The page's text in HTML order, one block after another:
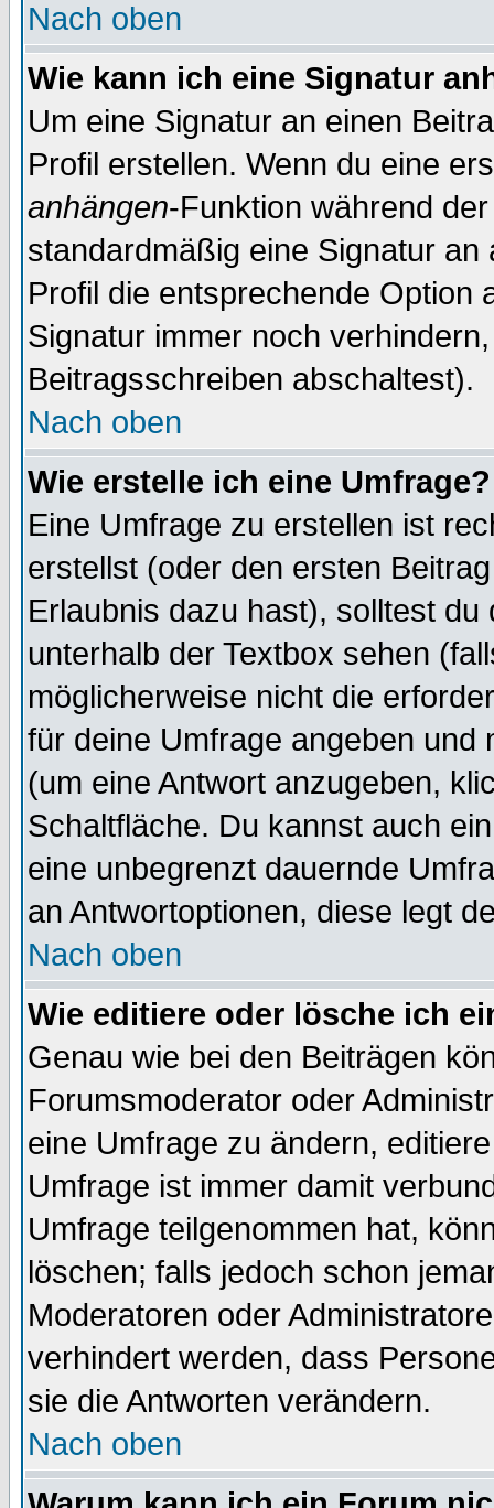
Nach oben
Wie kann ich eine Signatur
Um eine Signatur an einen
Profil erstellen. Wenn du eine
anhängen-Funktion während
standardmäßig eine Signatur
Profil die entsprechende Option
Signatur immer noch
Beitragsschreiben abschaltest).
Nach oben
Wie erstelle ich eine Umfrage?
Eine Umfrage zu erstellen ist
erstellst (oder den ersten
Erlaubnis dazu hast), solltest
unterhalb der Textbox sehen
möglicherweise nicht die
für deine Umfrage angeben und
(um eine Antwort anzugeben,
Schaltfläche. Du kannst auch
eine unbegrenzt dauernde
an Antwortoptionen, diese legt
Nach oben
Wie editiere oder lösche ich
Genau wie bei den Beiträgen
Forumsmoderator oder
eine Umfrage zu ändern,
Umfrage ist immer damit
Umfrage teilgenommen hat,
löschen; falls jedoch schon
Moderatoren oder
verhindert werden, dass
sie die Antworten verändern.
Nach oben